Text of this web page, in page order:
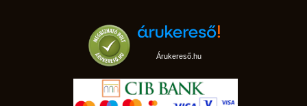
Árukereső.hu